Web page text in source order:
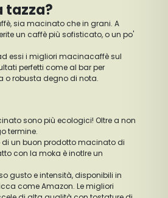
tazza?
sia macinato che in grani. A
un caffè più sofisticato, o un po'
essi i migliori macinacaffè sul
perfetti come al bar per
o robusta degno di nota.
sono più ecologici! Oltre a non
termine.
un buon prodotto macinato di
con la moka è inotlre un
gusto e intensità, disponibili in
come Amazon. Le migliori